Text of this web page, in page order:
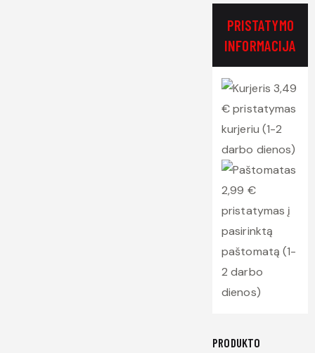
PRISTATYMO
INFORMACIJA
3,49
€ pristatymas
kurjeriu (1-2
darbo dienos)
2,99 €
pristatymas į
pasirinktą
paštomatą (1-
2 darbo
dienos)
PRODUKTO